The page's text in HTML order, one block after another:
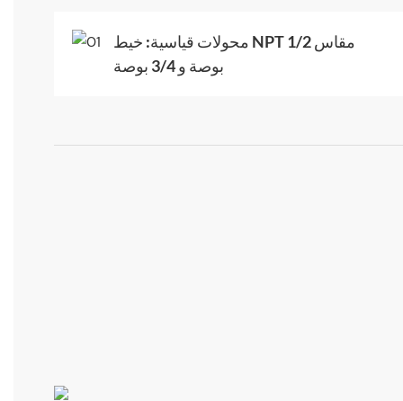
محولات قياسية: خيط NPT مقاس 1/2
بوصة و 3/4 بوصة